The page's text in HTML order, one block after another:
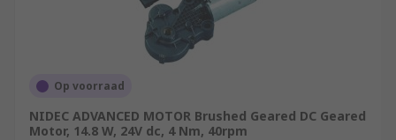
Op voorraad
NIDEC ADVANCED MOTOR Brushed Geared DC Geared
Motor, 14.8 W, 24V dc, 4 Nm, 40rpm